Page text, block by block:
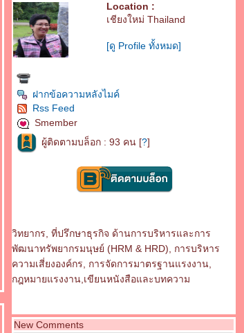
Location :
เชียงใหม่ Thailand
[ดู Profile ทั้งหมด]
ฝากข้อความหลังไมค์
Rss Feed
Smember
ผู้ติดตามบล็อก : 93 คน [?]
วิทยากร, ที่ปรึกษาธุรกิจ ด้านการบริหารและการ
พัฒนาทรัพยากรมนุษย์ (HRM & HRD), การบริหาร
ความเสี่ยงองค์กร, การจัดการมาตรฐานแรงงาน,
กฎหมายแรงงาน,เขียนหนังสือและบทความ
New Comments